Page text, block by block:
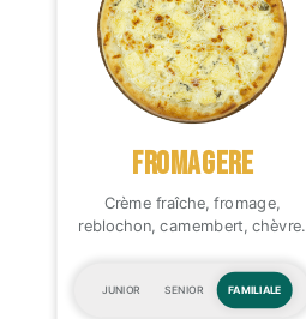
FROMAGERE
Crème fraîche, fromage,
reblochon, camembert, chèvre.
JUNIOR SENIOR FAMILIALE